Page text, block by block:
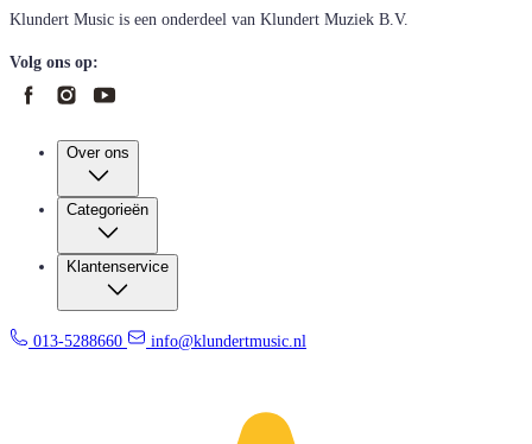
Klundert Music is een onderdeel van Klundert Muziek B.V.
Volg ons op:
Over ons
Categorieën
Klantenservice
013-5288660 info@klundertmusic.nl